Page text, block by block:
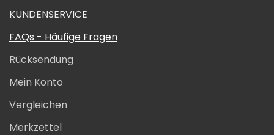
KUNDENSERVICE
FAQs - Häufige Fragen
Rücksendung
Mein Konto
Vergleichen
Merkzettel